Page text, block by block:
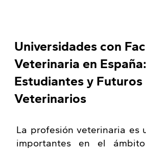
Universidades con
Veterinaria en
Estudiantes y Futuros
Veterinarios
La profesión veterinaria es
importantes en el